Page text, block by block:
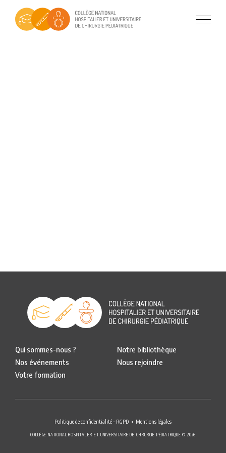
Qui sommes-nous ?
Nos événements
Votre formation
Notre bibliothèque
Nous rejoindre
Politique de confidentialité – RGPD Mentions légales
COLLÈGE NATIONAL HOSPITALIER ET UNIVERSITAIRE DE CHIRURGIE PÉDIATRIQUE © 2026